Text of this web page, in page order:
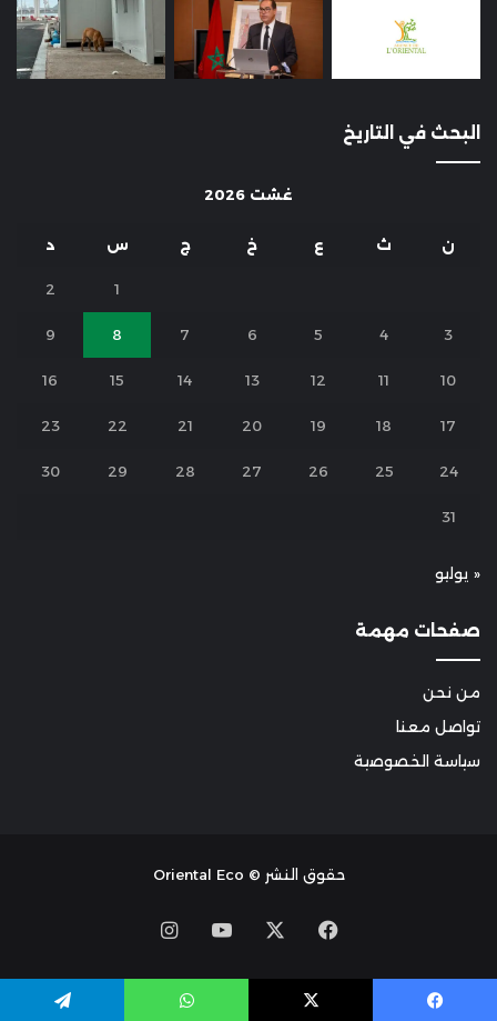
البحث في التاريخ
غشت 2026
ن ث ع خ ج س د
1
2
3
4
5
6
7
8
9
10
11
12
13
14
15
16
17
18
19
20
21
22
23
24
25
26
27
28
29
30
31
« يوليو
صفحات مهمة
من نحن
تواصل معنا
سياسة الخصوصية
حقوق النشر © Oriental Eco
Facebook
YouTube
Instagram